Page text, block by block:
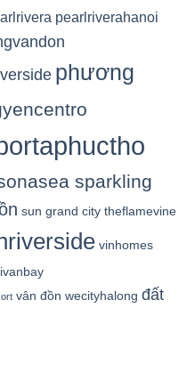
pearlriverahanoi
phương
sparkling
sun grand city theflamevine
vinhomes
vân đồn wecityhalong đất